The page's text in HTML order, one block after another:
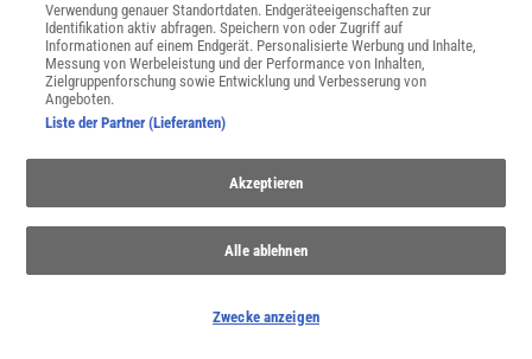
Aus dem Meer kommt alles Leben - und noch heute sind die
Verwendung genauer Standortdaten. Endgeräteeigenschaften zur
Identifikation aktiv abfragen. Speichern von oder Zugriff auf
Informationen auf einem Endgerät. Personalisierte Werbung und Inhalte,
Messung von Werbeleistung und der Performance von Inhalten,
Zielgruppenforschung sowie Entwicklung und Verbesserung von
Angeboten.
Liste der Partner (Lieferanten)
Akzeptieren
Alle ablehnen
Zwecke anzeigen